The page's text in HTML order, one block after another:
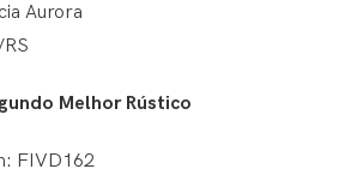
Aurora
RS
Melhor Rústico
FIVD162